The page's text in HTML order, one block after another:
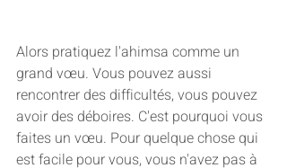
Alors pratiquez l'ahimsa comme un
grand vœu. Vous pouvez aussi
rencontrer des difficultés, vous pouvez
avoir des déboires. C'est pourquoi vous
faites un vœu. Pour quelque chose qui
est facile pour vous, vous n'avez pas à